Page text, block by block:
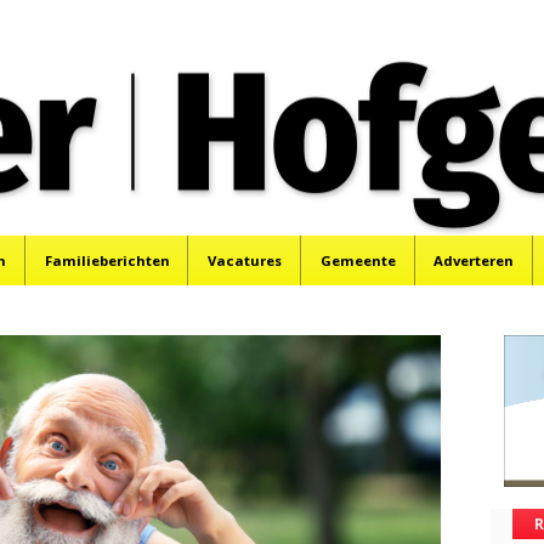
Familieberichten Vacatures Gemeente Adverteren